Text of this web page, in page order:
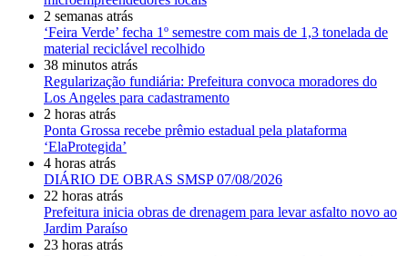
2 semanas atrás
‘Feira Verde’ fecha 1º semestre com mais de 1,3 tonelada de
material reciclável recolhido
38 minutos atrás
Regularização fundiária: Prefeitura convoca moradores do
Los Angeles para cadastramento
2 horas atrás
Ponta Grossa recebe prêmio estadual pela plataforma
‘ElaProtegida’
4 horas atrás
DIÁRIO DE OBRAS SMSP 07/08/2026
22 horas atrás
Prefeitura inicia obras de drenagem para levar asfalto novo ao
Jardim Paraíso
23 horas atrás